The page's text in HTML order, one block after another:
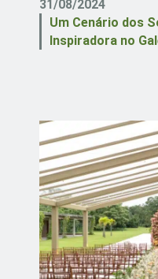
31/08/2024
Um Cenário dos
Inspiradora no